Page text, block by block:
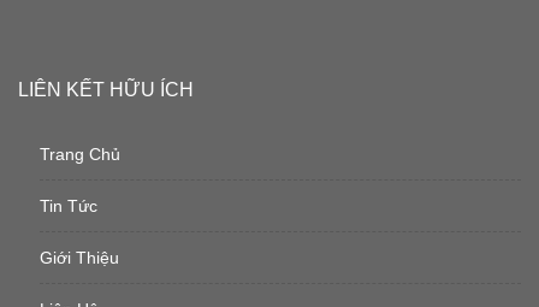
LIÊN KẾT HỮU ÍCH
Trang Chủ
Tin Tức
Giới Thiệu